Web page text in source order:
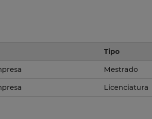
Tipo
Mestrado
Licenciatura